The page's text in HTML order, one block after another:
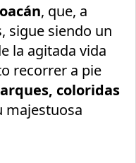
, que, a
sigue siendo un
la agitada vida
recorrer a pie
coloridas
majestuosa